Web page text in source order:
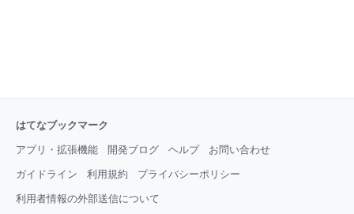
はてなブックマーク
アプリ・拡張機能 開発ブログ ヘルプ お問い合わせ
ガイドライン 利用規約 プライバシーポリシー
利用者情報の外部送信について